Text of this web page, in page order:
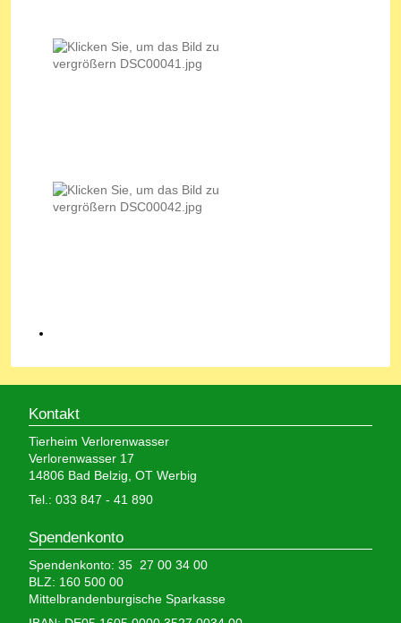
Kontakt
Tierheim Verlorenwasser
Verlorenwasser 17
14806 Bad Belzig, OT Werbig
Tel.: 033 847 - 41 890
Spendenkonto
Spendenkonto: 35 27 00 34 00
BLZ: 160 500 00
Mittelbrandenburgische Sparkasse